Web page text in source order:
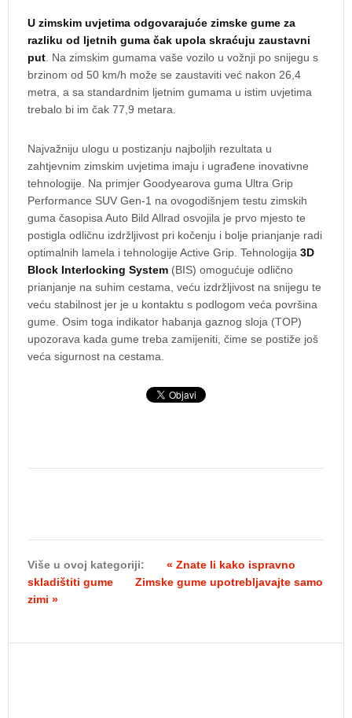
U zimskim uvjetima odgovarajuće zimske gume za
razliku od ljetnih guma čak upola skraćuju zaustavni
put. Na zimskim gumama vaše vozilo u vožnji po snijegu s
brzinom od 50 km/h može se zaustaviti već nakon 26,4
metra, a sa standardnim ljetnim gumama u istim uvjetima
trebalo bi im čak 77,9 metara.
Najvažniju ulogu u postizanju najboljih rezultata u
zahtjevnim zimskim uvjetima imaju i ugrađene inovativne
tehnologije. Na primjer Goodyearova guma Ultra Grip
Performance SUV Gen-1 na ovogodišnjem testu zimskih
guma časopisa Auto Bild Allrad osvojila je prvo mjesto te
postigla odličnu izdržljivost pri kočenju i bolje prianjanje radi
optimalnih lamela i tehnologije Active Grip. Tehnologija 3D
Block Interlocking System (BIS) omogućuje odlično
prianjanje na suhim cestama, veću izdržljivost na snijegu te
veću stabilnost jer je u kontaktu s podlogom veća površina
gume. Osim toga indikator habanja gaznog sloja (TOP)
upozorava kada gume treba zamijeniti, čime se postiže još
veća sigurnost na cestama.
Više u ovoj kategoriji:
« Znate li kako ispravno
skladištiti gume
Zimske gume upotrebljavajte samo
zimi »